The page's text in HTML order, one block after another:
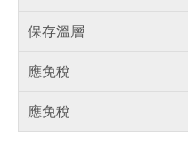
保存溫層
應免稅
應免稅